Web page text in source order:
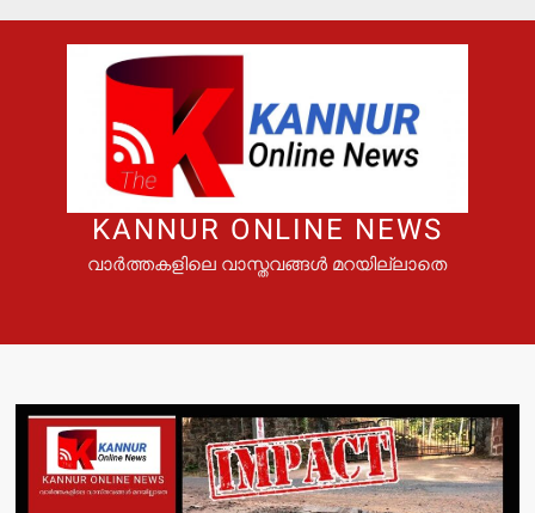
KANNUR ONLINE NEWS
വാർത്തകളിലെ വാസ്തവങ്ങൾ മറയില്ലാതെ